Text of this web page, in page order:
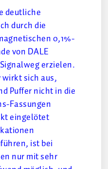
deutliche
durch die
0,1%-
von DALE
erzielen.
sich aus,
Puffer nicht in die
Fassungen
eingelötet
ist bei
nur mit sehr